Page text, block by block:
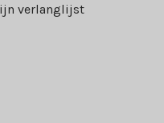
verlanglijst